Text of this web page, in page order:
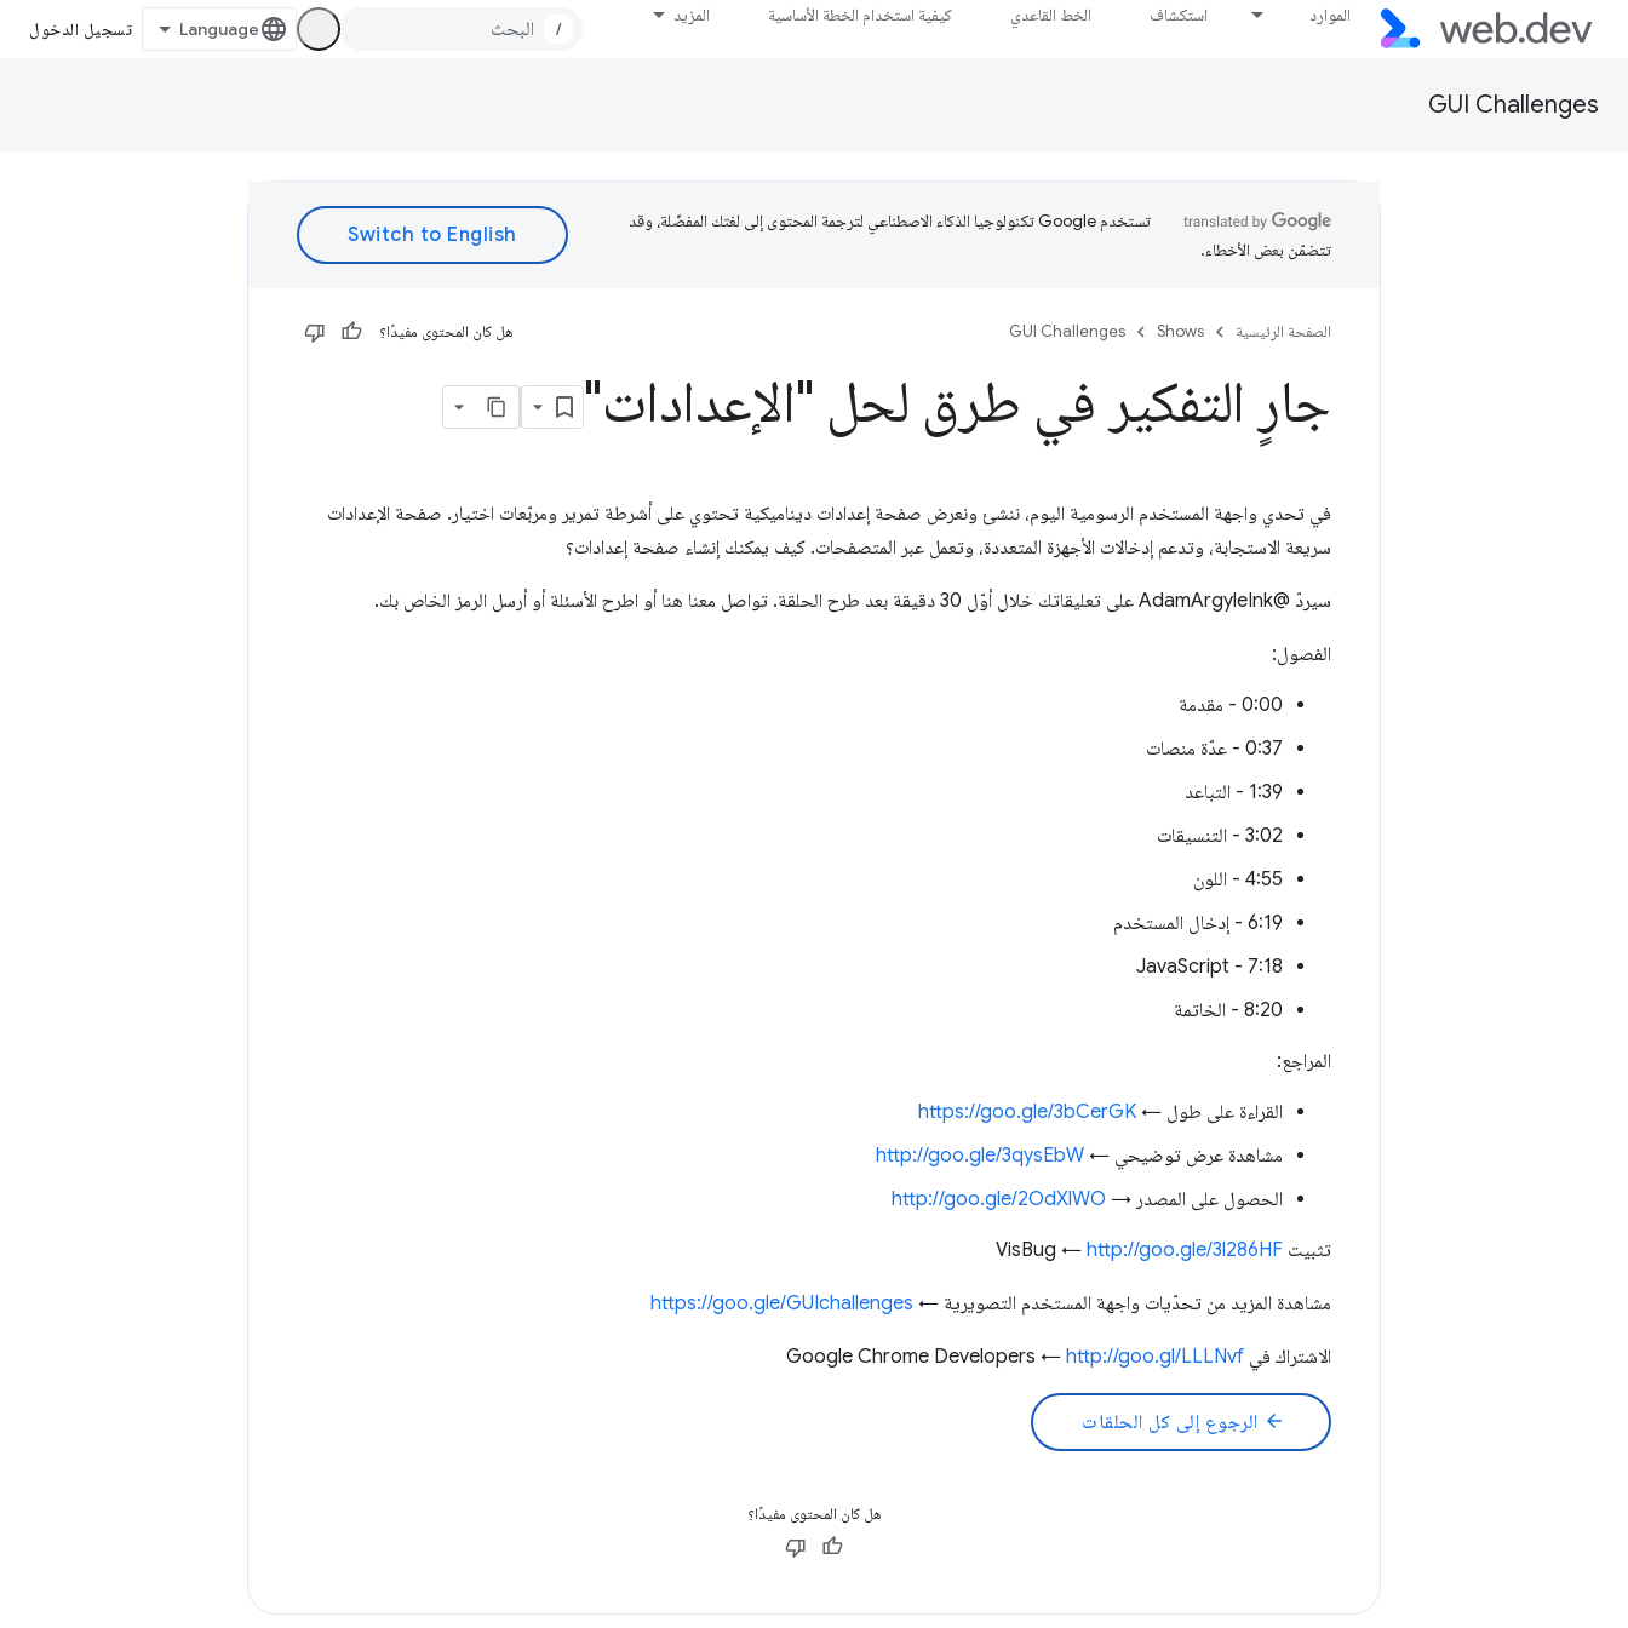
الموارد استكشاف الخط القاعدي كيفية استخدام الخطة الأساسية المزيد
/ تسجيل الدخول
GUI Challenges
تستخدم Google تكنولوجيا الذكاء الاصطناعي لترجمة المحتوى إلى لغتك المفضّلة، وقد
تتضمّن بعض الأخطاء.
الصفحة الرئيسية Shows
GUI Challenges هل كان المحتوى مفيدًا؟
جارٍ التفكير في طرق لحل "الإعدادات"
في تحدي واجهة المستخدم الرسومية اليوم، ننشئ ونعرض صفحة إعدادات ديناميكية تحتوي على أشرطة تمرير ومربّعات اختيار. صفحة الإعدادات
سريعة الاستجابة، وتدعم إدخالات الأجهزة المتعددة، وتعمل عبر المتصفحات. كيف يمكنك إنشاء صفحة إعدادات؟
سيردّ @AdamArgyleInk على تعليقاتك خلال أوّل 30 دقيقة بعد طرح الحلقة. تواصل معنا هنا أو اطرح الأسئلة أو أرسل الرمز الخاص بك.
الفصول:
0:00 - مقدمة
0:37 - عدّة منصات
1:39 - التباعد
3:02 - التنسيقات
4:55 - اللون
6:19 - إدخال المستخدم
7:18 - JavaScript
8:20 - الخاتمة
المراجع:
القراءة على طول ← https://goo.gle/3bCerGK
مشاهدة عرض توضيحي ← http://goo.gle/3qysEbW
الحصول على المصدر → http://goo.gle/2OdXlWO
تثبيت VisBug ← http://goo.gle/3l286HF
مشاهدة المزيد من تحدّيات واجهة المستخدم التصويرية ← https://goo.gle/GUIchallenges
الاشتراك في Google Chrome Developers ← http://goo.gl/LLLNvf
arrow_back الرجوع إلى كل الحلقات
هل كان المحتوى مفيدًا؟